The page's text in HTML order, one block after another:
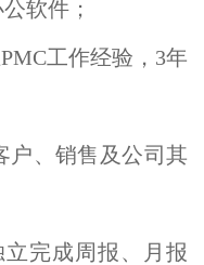
软件；
工作经验，3年
户、销售及公司其
完成周报、月报